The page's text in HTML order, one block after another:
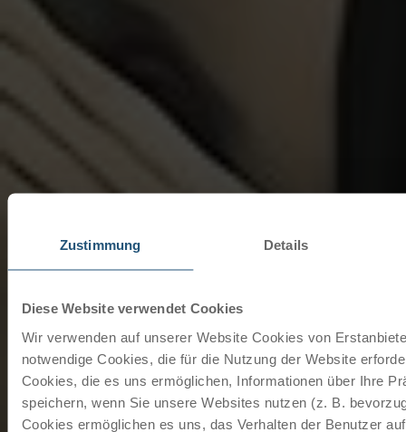
Zustimmung Details
Diese Website verwendet Cookies
Wir verwenden auf unserer Website Cookies von
notwendige Cookies, die für die Nutzung der Website
Cookies, die es uns ermöglichen, Informationen über Ihre
speichern, wenn Sie unsere Websites nutzen (z. B.
Cookies ermöglichen es uns, das Verhalten der Benutzer